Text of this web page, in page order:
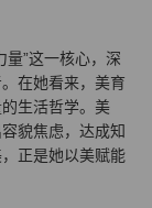
量”这一核心，深
在她看来，美育
生活哲学。美
貌焦虑，达成知
正是她以美赋能